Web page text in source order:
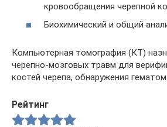
кровообращения черепной
Биохимический и общий
Компьютерная томография (КТ)
черепно-мозговых травм для
костей черепа, обнаружения гематом.
Рейтинг